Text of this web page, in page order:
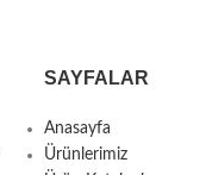
SAYFALAR
Anasayfa
Ürünlerimiz